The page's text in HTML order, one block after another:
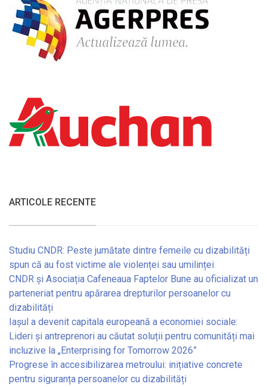
ARTICOLE RECENTE
Studiu CNDR: Peste jumătate dintre femeile cu dizabilități
spun că au fost victime ale violenței sau umilinței
CNDR și Asociația Cafeneaua Faptelor Bune au oficializat un
parteneriat pentru apărarea drepturilor persoanelor cu
dizabilități
Iașul a devenit capitala europeană a economiei sociale:
Lideri și antreprenori au căutat soluții pentru comunități mai
incluzive la „Enterprising for Tomorrow 2026”
Progrese în accesibilizarea metroului: inițiative concrete
pentru siguranța persoanelor cu dizabilități